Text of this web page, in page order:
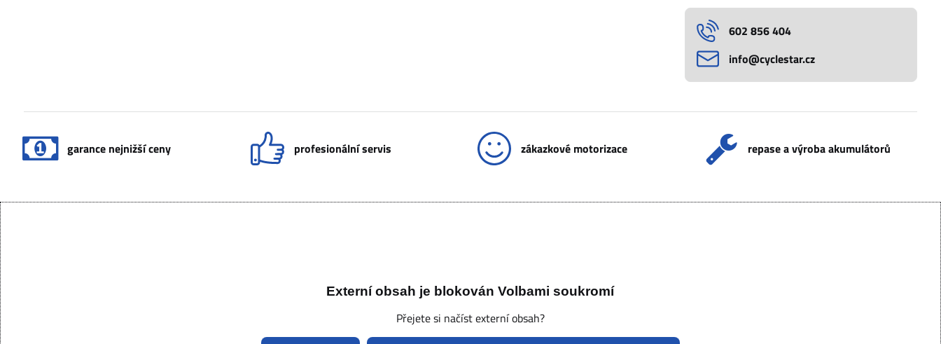
602 856 404
info​@cyclestar​.cz
garance nejnižší ceny profesionální servis zákazkové motorizace repase a výroba akumulátorů
Externí obsah je blokován Volbami soukromí
Přejete si načíst externí obsah?